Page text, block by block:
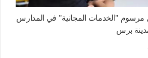
مرسوم "الخدمات المجانية" في المدارس
برس